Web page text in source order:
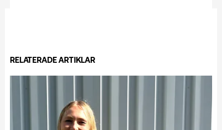
RELATERADE ARTIKLAR